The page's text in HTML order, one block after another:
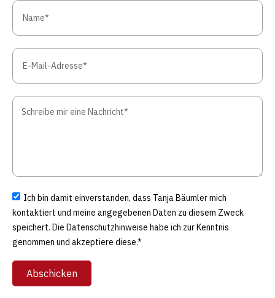
Ich bin damit einverstanden, dass Tanja Bäumler mich
kontaktiert und meine angegebenen Daten zu diesem Zweck
speichert. Die Datenschutzhinweise habe ich zur Kenntnis
genommen und akzeptiere diese.*
Abschicken